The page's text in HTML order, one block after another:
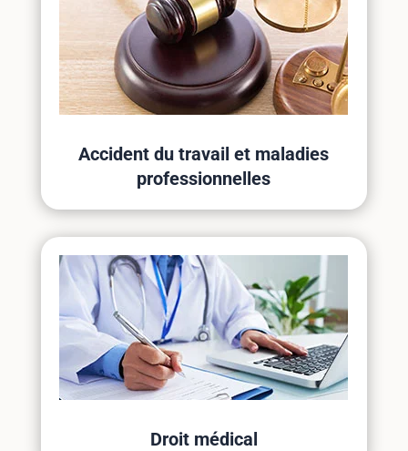
Accident du travail et maladies
professionnelles
Droit médical